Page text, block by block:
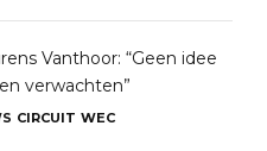
Vanthoor: “Geen idee
verwachten”
CIRCUIT WEC